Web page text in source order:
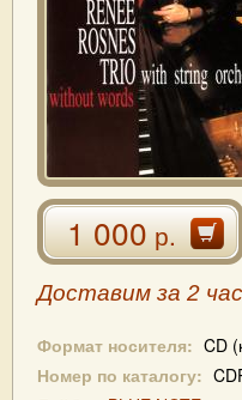
1 000р.
Доставим за 2
Формат носителя: CD
Номер по каталогу: